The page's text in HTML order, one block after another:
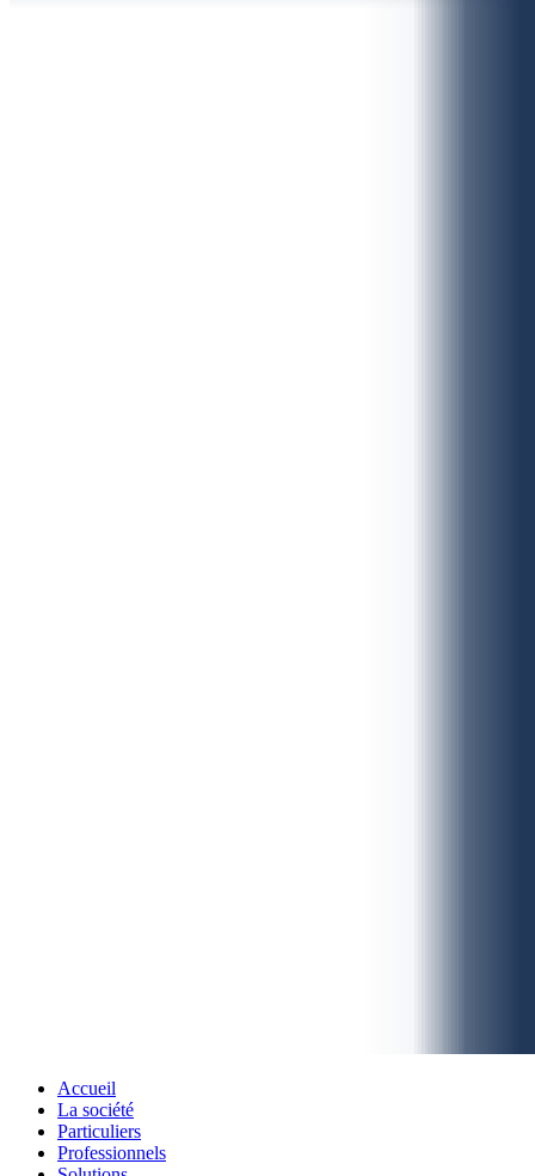
account
Menu
Accueil
La société
Particuliers
Professionnels